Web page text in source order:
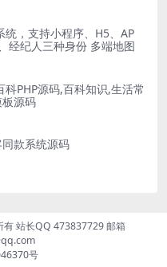
，支持小程序、H5、AP
经纪人三种身份 多端地图
PHP源码,百科知识,生活常
源码
款系统源码
站长QQ 473837729 邮箱
号